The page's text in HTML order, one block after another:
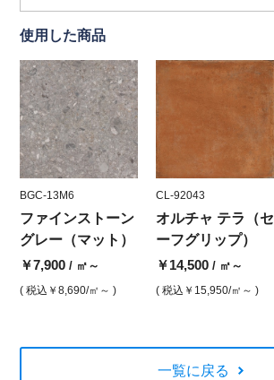
使用した商品
BGC-13M6
ファインストーン
グレー（マット）
￥7,900/ ㎡～
( 税込 ￥8,690/㎡～ )
CL-92043
オルチャ テラ（セ
ーフグリップ）
￥14,500/ ㎡～
( 税込 ￥15,950/㎡～ )
一覧に戻る